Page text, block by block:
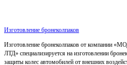
Изготовление бронеколпаков
Изготовление бронеколпаков от компании
ЛТД» специализируется на изготовлении
защиты колес автомобилей от внешних